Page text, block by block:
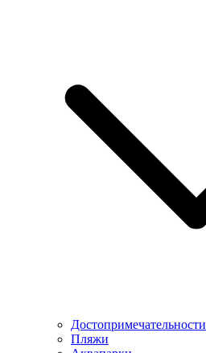
Достопримечательности
Пляжи